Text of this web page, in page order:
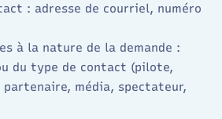
: adresse de courriel, numéro
à la nature de la demande :
du type de contact (pilote,
partenaire, média, spectateur,